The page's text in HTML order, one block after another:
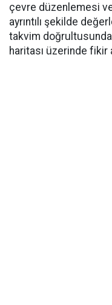
çevre düzenlemesi
ayrıntılı şekilde
takvim
haritası üzerinde fikir